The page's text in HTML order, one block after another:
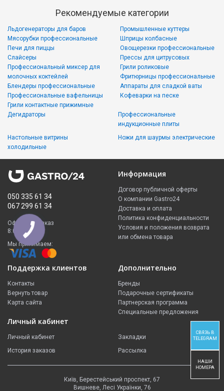
Рекомендуемые категории
Льдогенераторы для баров
Мясорубки профессиональные
Печи для пиццы
Слайсеры
Промышленные куттеры
Шприцы колбасные
Овощерезки профессиональные
Прессы для цитрусовых
Профессиональный миксер для
молочных коктейлей
Блендеры профессиональные
Профессиональные вафельницы
Грили контактные прижимные
Грили роликовые
Фритюрницы профессиональные
Аппараты для сладкой ваты
Кофеварки на песке
Дегидраторы
Настольные витрины
холодильные
Профессиональные
индукционные плиты
Ножи для шаурмы электрические
050 335 61 34
067 299 61 34
Оформить заказ
8:00 - 23:00
Мы принимаем:
Информация
Договор публичной оферты
О компании Gastro24
Доставка и оплата
Политика конфиденциальности
Условия и положения возврата
или обмена товара
Поддержка клиентов
Контакты
Вернуть товар
Карта сайта
Дополнительно
Бренды
Подарочные сертификаты
Партнерская программа
Специальные предложения
Личный кабинет
Личный кабинет
История заказов
Закладки
Рассылка
Київ, Берестейський проспект, 67
Вишневе, Лесі Українки, 76
СВЯЗЬ В
TELEGRAM
НАШИ
НОМЕРА